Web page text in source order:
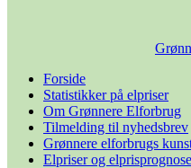
Forside
Statistikker på elpriser
Om Grønnere Elforbrug
Tilmelding til nyhedsbrev
Grønnere elforbrugs
Elpriser og